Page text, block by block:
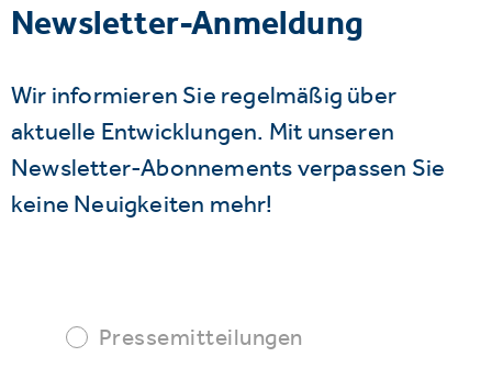
Newsletter-Anmeldung
Wir informieren Sie regelmäßig über
aktuelle Entwicklungen. Mit unseren
Newsletter-Abonnements verpassen Sie
keine Neuigkeiten mehr!
Pressemitteilungen